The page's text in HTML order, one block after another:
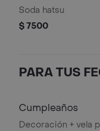
Soda hatsu
$ 7500
PARA TUS
Cumpleaños
Decoración + vela